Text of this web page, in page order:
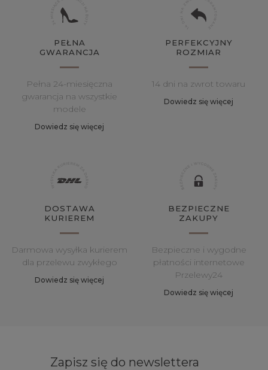
PEŁNA
GWARANCJA
Pełna 24-miesięczna
gwarancja na wszystkie
modele
Dowiedz się więcej
PERFEKCYJNY
ROZMIAR
14 dni na zwrot towaru
Dowiedz się więcej
DOSTAWA
KURIEREM
Darmowa wysyłka kurierem
dla przelewu zwykłego
Dowiedz się więcej
BEZPIECZNE
ZAKUPY
Bezpieczne i wygodne
płatności internetowe
Przelewy24
Dowiedz się więcej
Zapisz się do newslettera